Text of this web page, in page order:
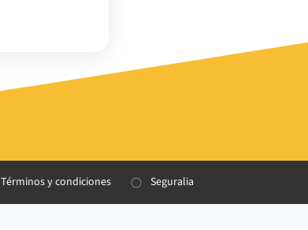
Términos y condiciones Seguralia